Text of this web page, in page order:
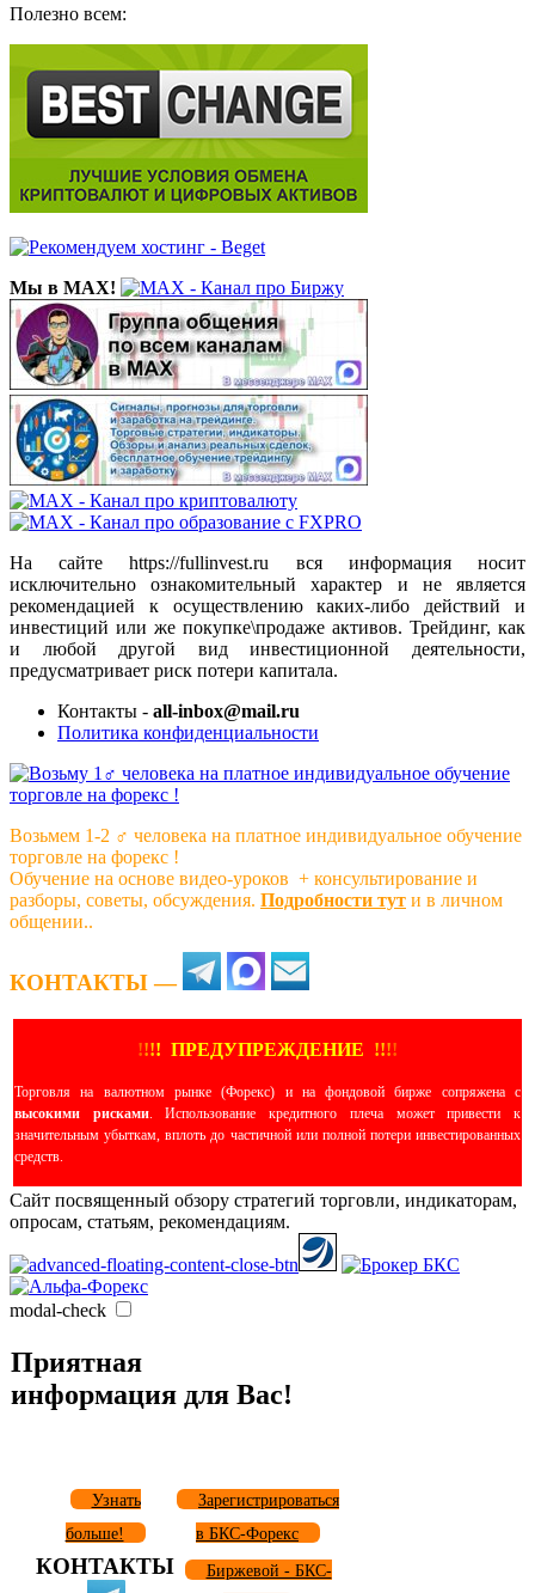
Полезно всем:
Мы в MAX!
На сайте https://fullinvest.ru вся информация носит
исключительно ознакомительный характер и не является
рекомендацией к осуществлению каких-либо действий и
инвестиций или же покупке\продаже активов. Трейдинг, как
и любой другой вид инвестиционной деятельности,
предусматривает риск потери капитала.
Контакты - all-inbox@mail.ru
Политика конфиденциальности
Возьмем 1-2 ‍♂️ человека на платное индивидуальное обучение
торговле на форекс !
Обучение на основе видео-уроков ️ + консультирование и
разборы, советы, обсуждения. Подробности тут и в личном
общении..
КОНТАКТЫ —
!!!! ПРЕДУПРЕЖДЕНИЕ !!!!
Торговля на валютном рынке (Форекс) и на фондовой бирже сопряжена с
высокими рисками. Использование кредитного плеча может привести к
значительным убыткам, вплоть до частичной или полной потери инвестированных
средств.
Сайт посвященный обзору стратегий торговли, индикаторам,
опросам, статьям, рекомендациям.
modal-check
Приятная
информация для Вас!
Узнать
больше!
Зарегистрироваться
в БКС-Форекс
КОНТАКТЫ
Биржевой - БКС-